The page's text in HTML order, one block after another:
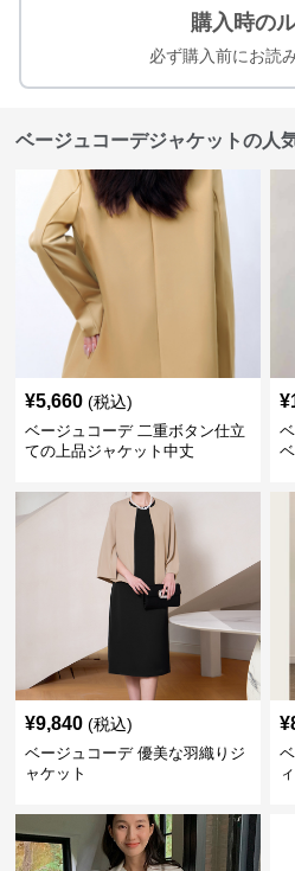
購入時の
必ず購入前にお読
ベージュコーデジャケットの人
¥5,660 (税込)
ベージュコーデ 二重ボタン仕立
ての上品ジャケット中丈
¥
¥9,840 (税込)
ベージュコーデ 優美な羽織りジ
ャケット
¥